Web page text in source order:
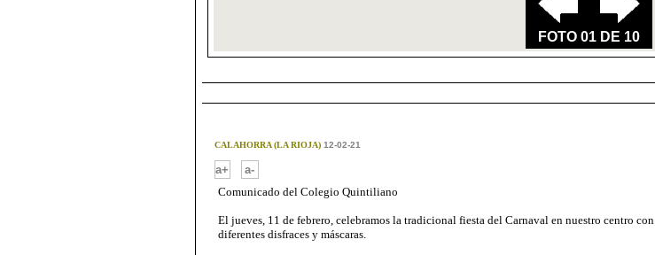
CALAHORRA (LA RIOJA)12-02-21
a+
a-
Comunicado del Colegio Quintiliano
El jueves, 11 de febrero, celebramos la tradicional fiesta del Carnaval en nuestro centro con
diferentes disfraces y máscaras.